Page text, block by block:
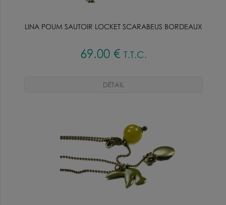
LINA POUM SAUTOIR LOCKET SCARABEUS BORDEAUX
69.00 € T.T.C.